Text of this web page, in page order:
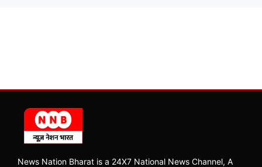
News Nation Bharat is a 24X7 National News Channel, A